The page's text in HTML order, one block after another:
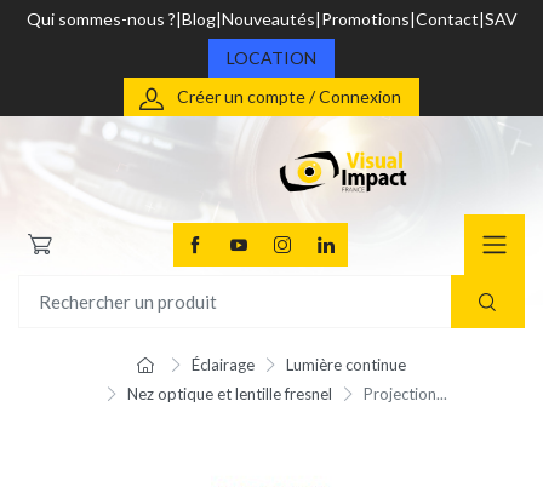
Qui sommes-nous ? Blog Nouveautés Promotions Contact SAV
LOCATION
Créer un compte / Connexion
Éclairage
Lumière continue
Nez optique et lentille fresnel
Projection...